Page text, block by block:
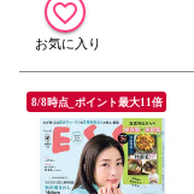
8/8時点_ポイント最大11倍